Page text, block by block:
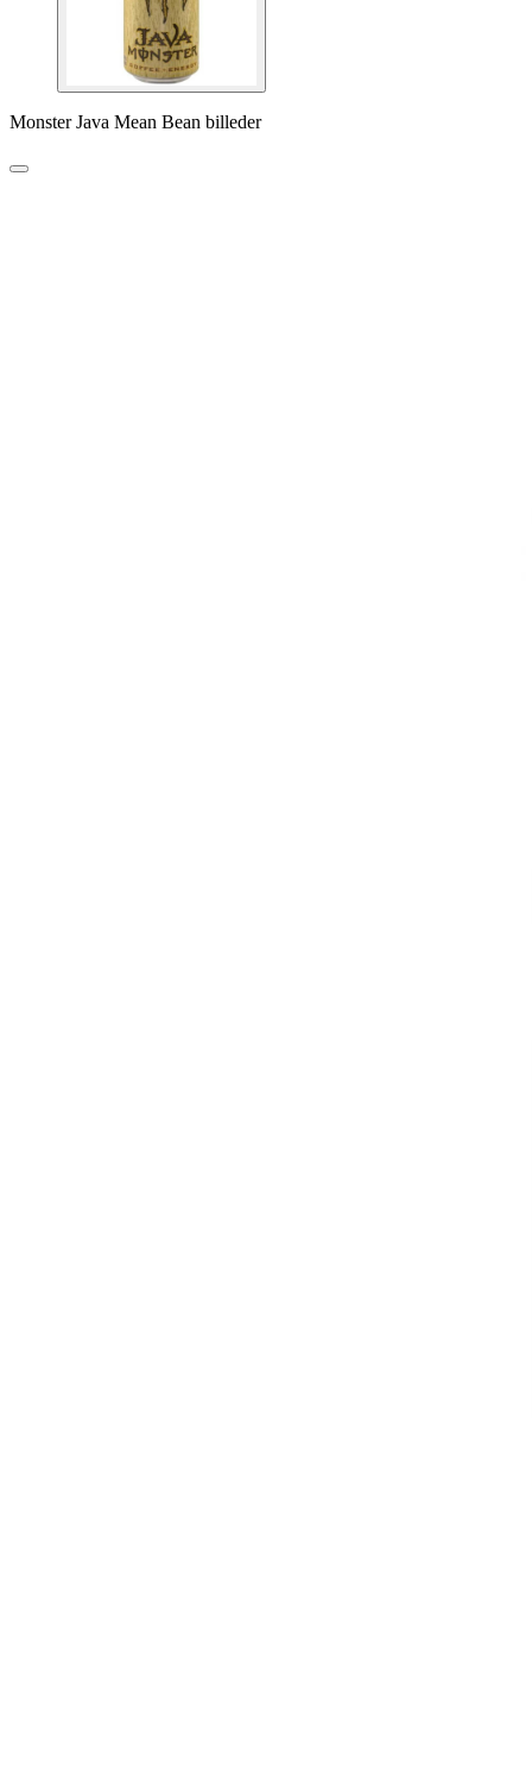
Monster Java Mean Bean billeder